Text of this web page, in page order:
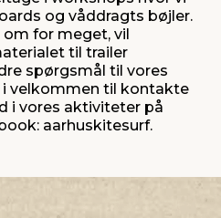
og våddragts bøjler.
om for meget, vil
til trailer
spørgsmål til vores
velkommen til kontakte
i vores aktiviteter på
aarhuskitesurf.